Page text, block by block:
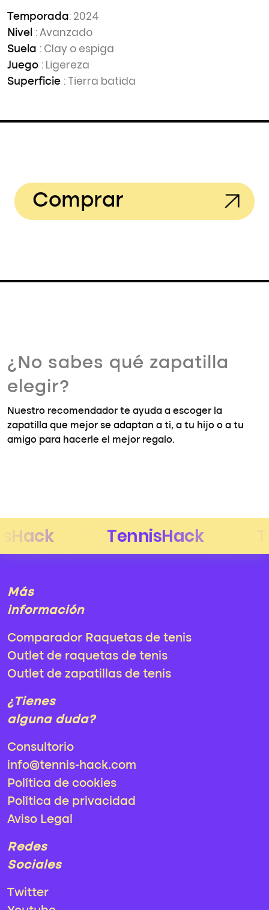
Temporada: 2024
Nivel : Avanzado
Suela : Clay o espiga
Juego : Ligereza
Superficie : Tierra batida
Comprar
¿No sabes qué zapatilla
elegir?
Nuestro recomendador te ayuda a escoger la
zapatilla que mejor se adaptan a ti, a tu hijo o a tu
amigo para hacerle el mejor regalo.
Más
información
Comparador Raquetas de tenis
Outlet de raquetas de tenis
Outlet de zapatillas de tenis
¿Tienes
alguna duda?
Consultorio
info@tennis-hack.com
Política de cookies
Política de privacidad
Aviso Legal
Redes
Sociales
Twitter